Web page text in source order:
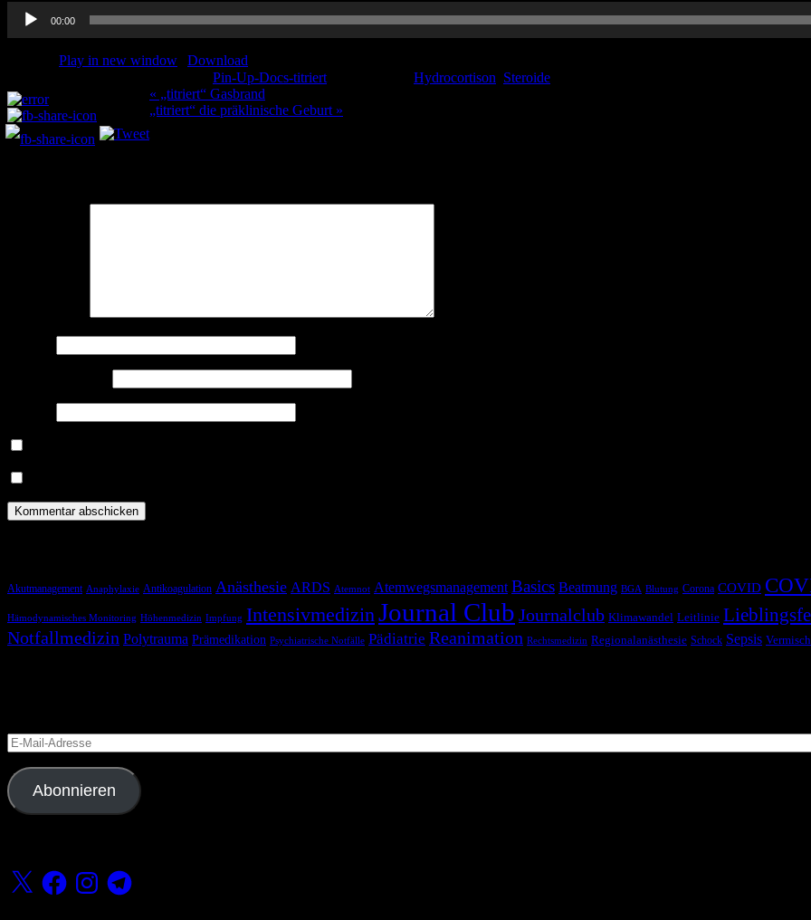
Audio-
Player
00:00
Play in new window
Download
Pin-Up-Docs-titriert Hydrocortison Steroide
Beitragsnavigation« „titriert“ Gasbrand
„titriert“ die präklinische Geburt »
Akutmanagement Anaphylaxie Antikoagulation Anästhesie ARDS Atemnot Atemwegsmanagement Basics Beatmung BGA Blutung Corona COVID
Hämodynamisches Monitoring Höhenmedizin Impfung IntensivmedizinJournal Club Journalclub Klimawandel Leitlinie
Notfallmedizin Polytrauma Prämedikation Psychiatrische Notfälle Pädiatrie Reanimation Rechtsmedizin Regionalanästhesie Schock Sepsis
E-
Mail-
Adresse
Abonnieren
X FacebookInstagramTelegram